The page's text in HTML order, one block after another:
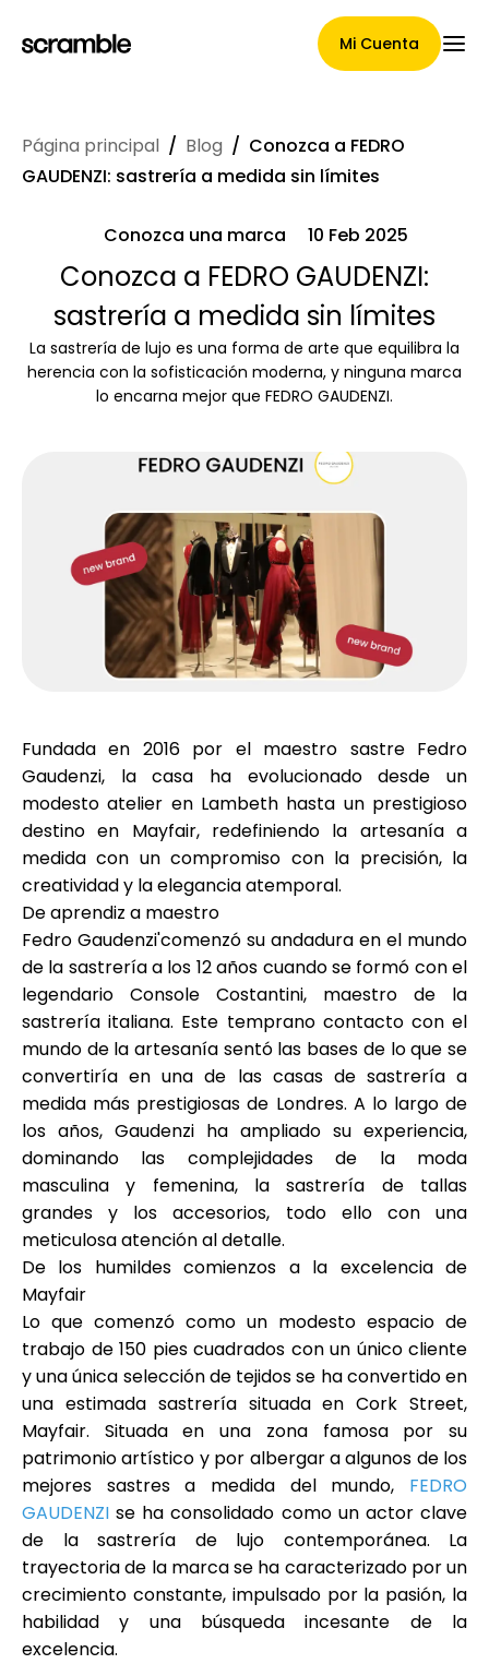
Mi Cuenta
Página Principal
Términos de asignación de
reclamaciones
Galería de marcas
Selección de marca
Calculadoras
Blog
Contáctenos
Ayuda
Mi Cuenta
Obtener financiación
ask@scrambleup.com
+372 712 2955
Página principal / Blog / Conozca a FEDRO
GAUDENZI: sastrería a medida sin límites
Conozca una marca 10 Feb 2025
Conozca a FEDRO GAUDENZI:
sastrería a medida sin límites
La sastrería de lujo es una forma de arte que equilibra la
herencia con la sofisticación moderna, y ninguna marca
lo encarna mejor que FEDRO GAUDENZI.
Fundada en 2016 por el maestro sastre Fedro
Gaudenzi, la casa ha evolucionado desde un
modesto atelier en Lambeth hasta un prestigioso
destino en Mayfair, redefiniendo la artesanía a
medida con un compromiso con la precisión, la
creatividad y la elegancia atemporal.
De aprendiz a maestro
Fedro Gaudenzi'comenzó su andadura en el mundo
de la sastrería a los 12 años cuando se formó con el
legendario Console Costantini, maestro de la
sastrería italiana. Este temprano contacto con el
mundo de la artesanía sentó las bases de lo que se
convertiría en una de las casas de sastrería a
medida más prestigiosas de Londres. A lo largo de
los años, Gaudenzi ha ampliado su experiencia,
dominando las complejidades de la moda
masculina y femenina, la sastrería de tallas
grandes y los accesorios, todo ello con una
meticulosa atención al detalle.
De los humildes comienzos a la excelencia de
Mayfair
Lo que comenzó como un modesto espacio de
trabajo de 150 pies cuadrados con un único cliente
y una única selección de tejidos se ha convertido en
una estimada sastrería situada enCork Street,
Mayfair. Situada en una zona famosa por su
patrimonio artístico y por albergar a algunos de los
mejores sastres a medida del mundo, FEDRO
GAUDENZI se ha consolidado como un actor clave
de la sastrería de lujo contemporánea. La
trayectoria de la marca se ha caracterizado por un
crecimiento constante, impulsado por la pasión, la
habilidad y una búsqueda incesante de la
excelencia.